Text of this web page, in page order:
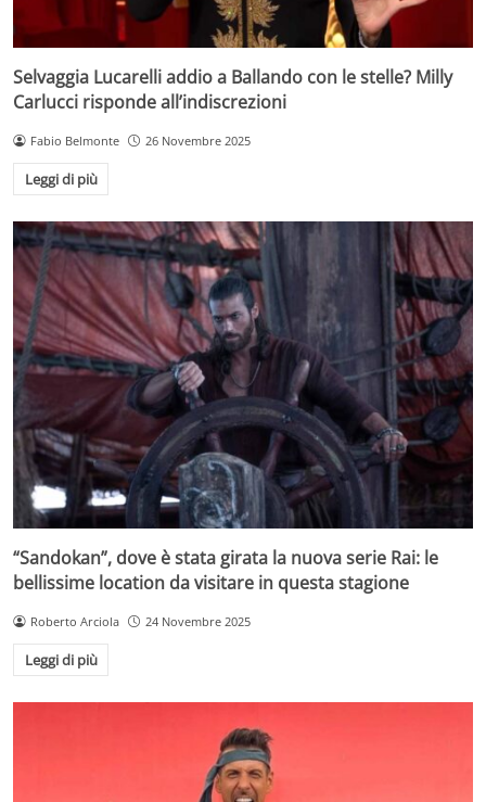
Selvaggia Lucarelli addio a Ballando con le stelle? Milly
Carlucci risponde all’indiscrezioni
Fabio Belmonte 26 Novembre 2025
Leggi di più
“Sandokan”, dove è stata girata la nuova serie Rai: le
bellissime location da visitare in questa stagione
Roberto Arciola 24 Novembre 2025
Leggi di più